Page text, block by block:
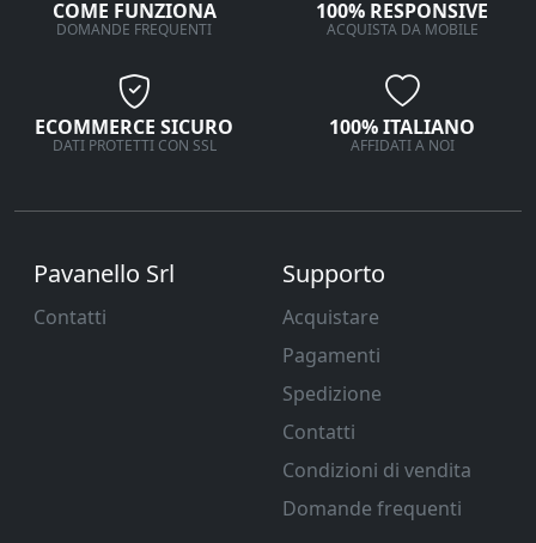
COME FUNZIONA
DOMANDE FREQUENTI
100% RESPONSIVE
ACQUISTA DA MOBILE
ECOMMERCE SICURO
DATI PROTETTI CON SSL
100% ITALIANO
AFFIDATI A NOI
Pavanello Srl
Contatti
Supporto
Acquistare
Pagamenti
Spedizione
Contatti
Condizioni di vendita
Domande frequenti